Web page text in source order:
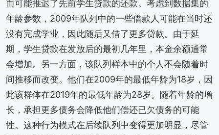
而可能推迟了先前学生贷款的还款。考虑到数据集的
年龄参数，2009年队列中的一些借款人可能在当时还
没有完成学业，因此随后又借了更多贷款。由于延
期，学生贷款在发放后的最初几年里，本金余额通常
会增加。另一方面，该队列样本中的个人不会随着时
间推移而改变。他们在2009年的最低年龄为18岁，因
此该群体在2019年的最低年龄为28岁。随着年龄的增
长，承担更多债务会降低他们偿还已欠债务的可能
性。这种行为模式在后续队列中变得更加明显，尽管